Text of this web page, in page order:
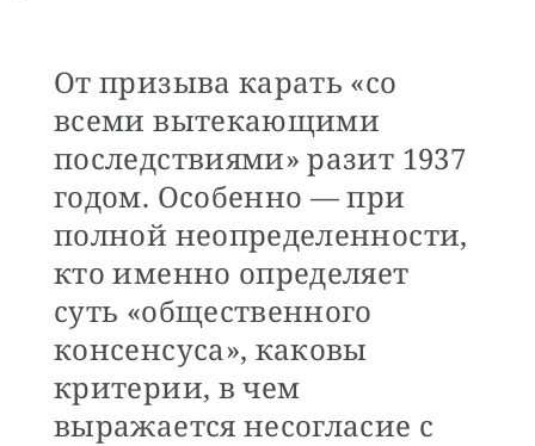
От призыва карать «со
всеми вытекающими
последствиями» разит 1937
годом. Особенно — при
полной неопределенности,
кто именно определяет
суть «общественного
консенсуса», каковы
критерии, в чем
выражается несогласие с